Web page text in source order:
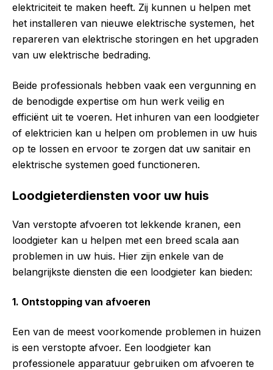
elektriciteit te maken heeft. Zij kunnen u helpen met
het installeren van nieuwe elektrische systemen, het
repareren van elektrische storingen en het upgraden
van uw elektrische bedrading.
Beide professionals hebben vaak een vergunning en
de benodigde expertise om hun werk veilig en
efficiënt uit te voeren. Het inhuren van een loodgieter
of elektricien kan u helpen om problemen in uw huis
op te lossen en ervoor te zorgen dat uw sanitair en
elektrische systemen goed functioneren.
Loodgieterdiensten voor uw huis
Van verstopte afvoeren tot lekkende kranen, een
loodgieter kan u helpen met een breed scala aan
problemen in uw huis. Hier zijn enkele van de
belangrijkste diensten die een loodgieter kan bieden:
1. Ontstopping van afvoeren
Een van de meest voorkomende problemen in huizen
is een verstopte afvoer. Een loodgieter kan
professionele apparatuur gebruiken om afvoeren te